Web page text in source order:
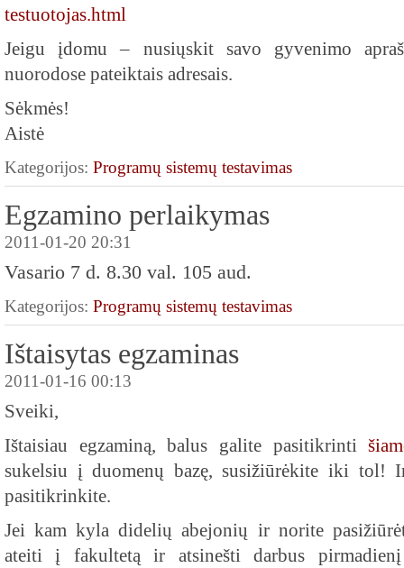
testuotojas.html
Jeigu įdomu – nusiųskit savo gyvenimo
nuorodose pateiktais adresais.
Sėkmės!
Aistė
Kategorijos: Programų sistemų testavimas
Egzamino perlaikymas
2011-01-20 20:31
Vasario 7 d. 8.30 val. 105 aud.
Kategorijos: Programų sistemų testavimas
Ištaisytas egzaminas
2011-01-16 00:13
Sveiki,
Ištaisiau egzaminą, balus galite pasitikrinti
sukelsiu į duomenų bazę, susižiūrėkite iki
pasitikrinkite.
Jei kam kyla didelių abejonių ir norite
ateiti į fakultetą ir atsinešti darbus